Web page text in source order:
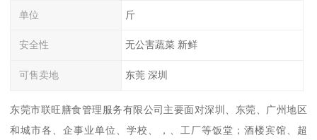
单位 斤
安全性 无公害蔬菜 新鲜
可售卖地 东莞 深圳
东莞市联旺膳食管理服务有限公司主要面对深圳、东莞、广州地区
和城市各、企事业单位、学校、，、工厂等饭堂；酒楼宾馆、超